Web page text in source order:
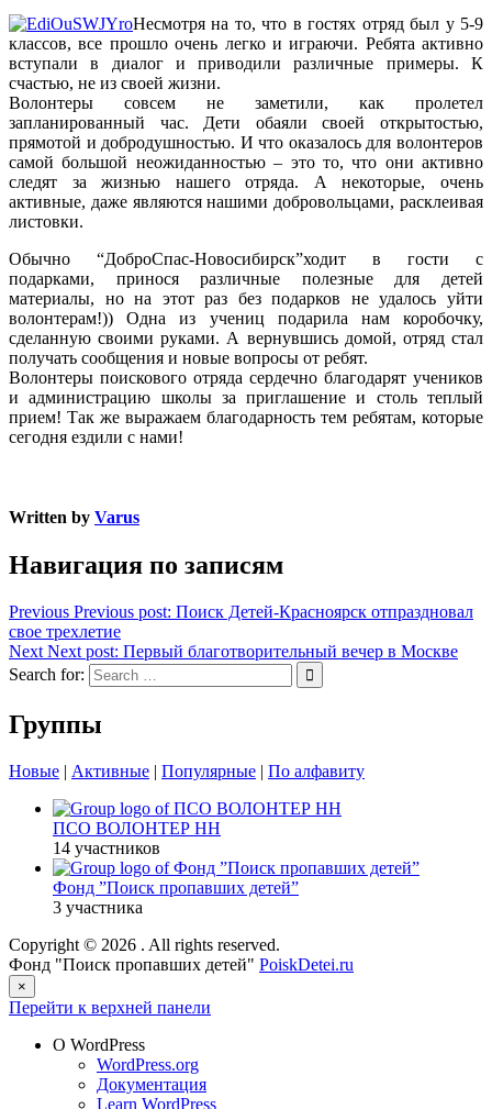
Несмотря на то, что в гостях отряд был у 5-9
классов, все прошло очень легко и играючи. Ребята активно
вступали в диалог и приводили различные примеры. К
счастью, не из своей жизни.
Волонтеры совсем не заметили, как пролетел
запланированный час. Дети обаяли своей открытостью,
прямотой и добродушностью. И что оказалось для волонтеров
самой большой неожиданностью – это то, что они активно
следят за жизнью нашего отряда. А некоторые, очень
активные, даже являются нашими добровольцами, расклеивая
листовки.
Обычно “ДоброСпас-Новосибирск”ходит в гости с
подарками, принося различные полезные для детей
материалы, но на этот раз без подарков не удалось уйти
волонтерам!)) Одна из учениц подарила нам коробочку,
сделанную своими руками. А вернувшись домой, отряд стал
получать сообщения и новые вопросы от ребят.
Волонтеры поискового отряда сердечно благодарят учеников
и администрацию школы за приглашение и столь теплый
прием! Так же выражаем благодарность тем ребятам, которые
сегодня ездили с нами!
Written by Varus
Навигация по записям
Previous Previous post: Поиск Детей-Красноярск отпраздновал
свое трехлетие
Next Next post: Первый благотворительный вечер в Москве
Search for:
Группы
Новые | Активные | Популярные | По алфавиту
ПСО ВОЛОНТЕР НН
14 участников
Фонд ”Поиск пропавших детей”
3 участника
Copyright © 2026 . All rights reserved.
Фонд "Поиск пропавших детей" PoiskDetei.ru
×
Перейти к верхней панели
О WordPress
WordPress.org
Документация
Learn WordPress